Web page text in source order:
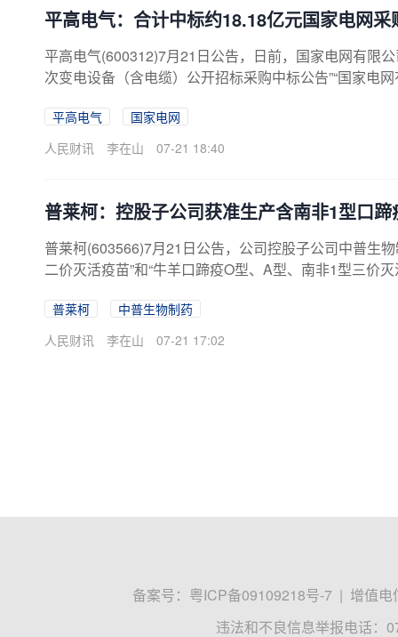
平高电气：合计中标约18.18亿元国家电网采
平高电气(600312)7月21日公告，日前，国家电网有限
次变电设备（含电缆）公开招标采购中标公告”“国家电
项目中标单位，中标金额合计约为18.18亿元，占2025
平高电气
国家电网
人民财讯
李在山 07-21 18:40
普莱柯：控股子公司获准生产含南非1型口蹄
普莱柯(603566)7月21日公告，公司控股子公司中普生
二价灭活疫苗”和“牛羊口蹄疫O型、A型、南非1型三价
普莱柯
中普生物制药
人民财讯
李在山 07-21 17:02
备案号： 粤ICP备09109218号-7 | 增值电
违法和不良信息举报电话：